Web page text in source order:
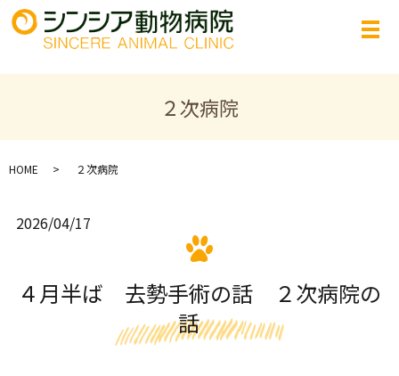
２次病院
HOME ２次病院
2026/04/17
４月半ば 去勢手術の話 ２次病院の
話